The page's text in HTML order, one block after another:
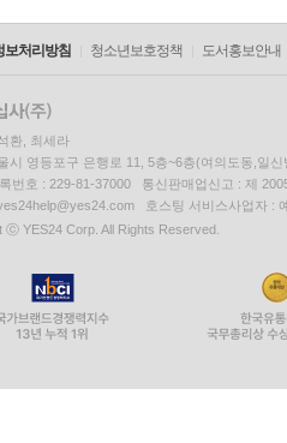
보처리방침 청소년보호정책 도서홍보안내
환, 최세라
시 영등포구 은행로 11, 5층~6층(여의도동,일신
번호 : 229-81-37000 통신판매업신고 : 제
호스팅 서비스사업자 :
ⓒ YES24 Corp. All Rights Reserved.